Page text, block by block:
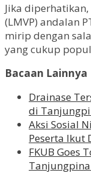
Jika
(LMVP) andalan
mirip dengan
yang cukup
Bacaan Lainnya
Drainase
di
Aksi Sosial
Peserta Ikut
FKUB Goes